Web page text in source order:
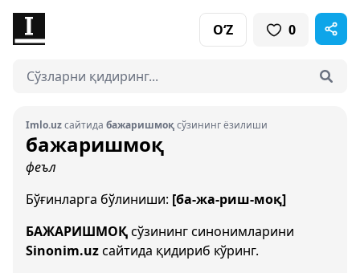
O‘Z 0
Imlo.uzсайтида бажаришмоқсўзининг ёзилиши
бажаришмоқ
феъл
Бўғинларга бўлиниши: [ба-жа-риш-моқ]
БАЖАРИШМОҚсўзининг синонимларини
Sinonim.uzсайтида қидириб кўринг.